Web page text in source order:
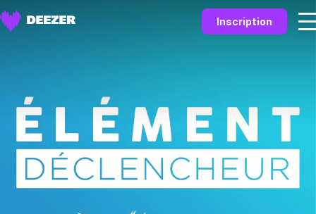
Inscription